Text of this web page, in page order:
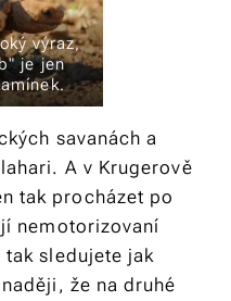
výraz,
je jen
savanách a
A v Krugerově
tak procházet po
nemotorizovaní
sledujete jak
že na druhé